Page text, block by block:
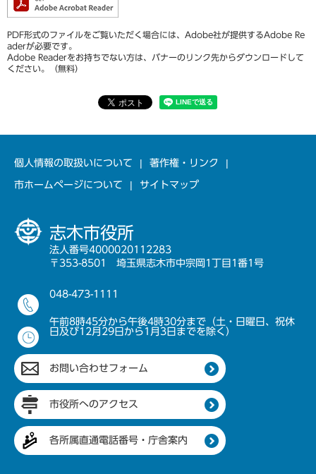
PDF形式のファイルをご覧いただく場合には、Adobe社が提供するAdobe Re
aderが必要です。
Adobe Readerをお持ちでない方は、バナーのリンク先からダウンロードして
ください。（無料）
個人情報の取扱いについて 著作権・リンク
市ホームページについて サイトマップ
志木市役所
法人番号4000020112283
〒353-8501 埼玉県志木市中宗岡1丁目1番1号
048-473-1111
午前8時45分から午後4時30分まで（土・日曜日、祝休
日及び12月29日から1月3日までを除く）
お問い合わせフォーム
市役所へのアクセス
各所属直通電話番号・庁舎案内